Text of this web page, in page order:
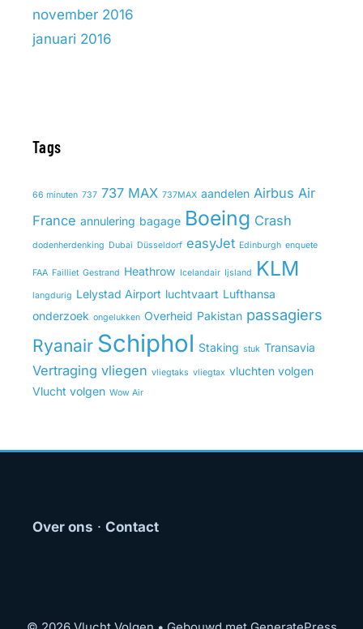
november 2016
januari 2016
Tags
66 minuten 737 737 MAX 737MAX aandelen Airbus Air
France annulering bagage Boeing Crash
dodenherdenking Dubai Düsseldorf easyJet Edinburgh enquete
FAA Failliet Gestrand Heathrow Icelandair Ijsland KLM
langdurig Lelystad Airport luchtvaart Lufthansa
onderzoek ongelukken Overheid Pakistan passagiers
Ryanair Schiphol Staking stuk Transavia
Vertraging vliegen vliegtaks vliegtax vluchten volgen
Vlucht volgen Wow Air
Over ons · Contact